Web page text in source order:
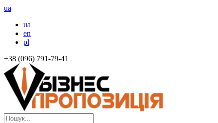
ua
ua
en
pl
+38 (096) 791-79-41